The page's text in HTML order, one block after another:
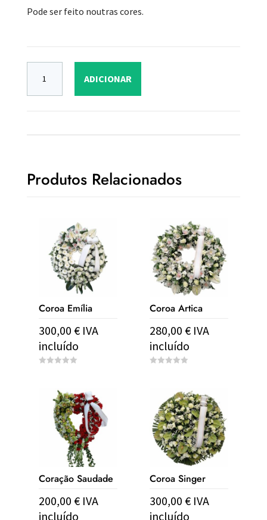
Pode ser feito noutras cores.
ADICIONAR
Produtos Relacionados
Coroa Emília
300,00 € IVA
incluído
Coroa Artica
280,00€ IVA
incluído
Coração Saudade
200,00 € IVA
incluído
Coroa Singer
300,00€ IVA
incluído